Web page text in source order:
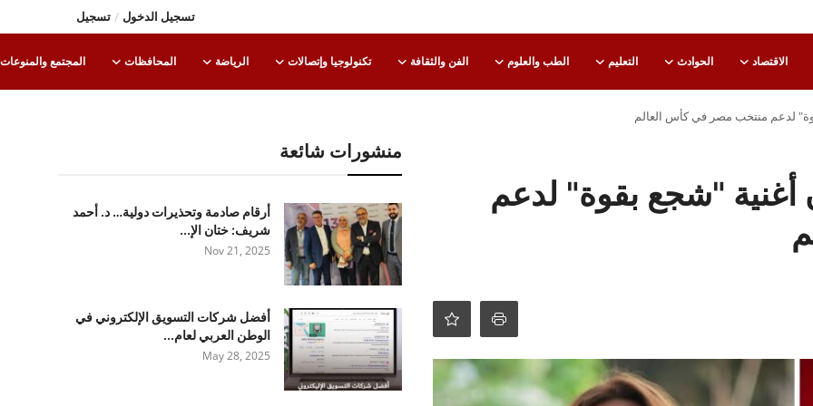
تسجيل الدخول / تسجيل
الاقتصاد الحوادث التعليم الطب والعلوم الفن والثقافة تكنولوجيا وإتصالات الرياضة المحافظات المجتمع والمنوعات
لدعم منتخب مصر في كأس العالم
"شجع بقوة" لدعم
منشورات شائعة
أرقام صادمة وتحذيرات دولية… د. أحمد
شريف: ختان الإ...
Nov 21, 2025
أفضل شركات التسويق الإلكتروني في
الوطن العربي لعام...
May 28, 2025